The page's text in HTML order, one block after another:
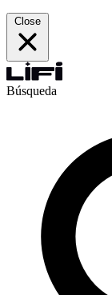
Close
Búsqueda